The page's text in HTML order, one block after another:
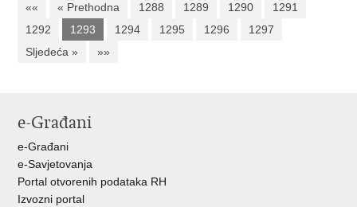
«« « Prethodna 1288 1289 1290
1291
1292
1293 1294 1295 1296
1297
Sljedeća »
»»
e-Građani
e-Građani
e-Savjetovanja
Portal otvorenih podataka RH
Izvozni portal